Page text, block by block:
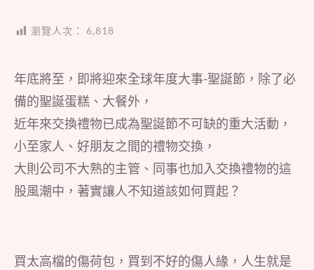
瀏覽人次： 6,818
年底將至，即將迎來全球年度大事-聖誕節，除了必
備的聖誕蛋糕、大餐外，
近年來交換禮物已成為聖誕節不可缺的重大活動，
小至家人、好朋友之間的禮物交換，
大則公司不大熟的主管、同事也加入交換禮物的這
股風潮中，著實讓人不知道該如何買起？
買太高檔的傷荷包，買到不好的傷人緣，人生就是